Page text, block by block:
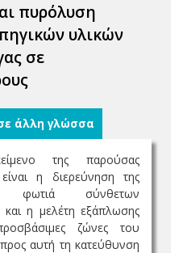
πυρόλυση
υλικών
σε
άλλη γλώσσα
της παρούσας
είναι η διερεύνηση της
φωτιά σύνθετων
η μελέτη εξάπλωσης
ζώνες του
αυτή τη κατεύθυνση